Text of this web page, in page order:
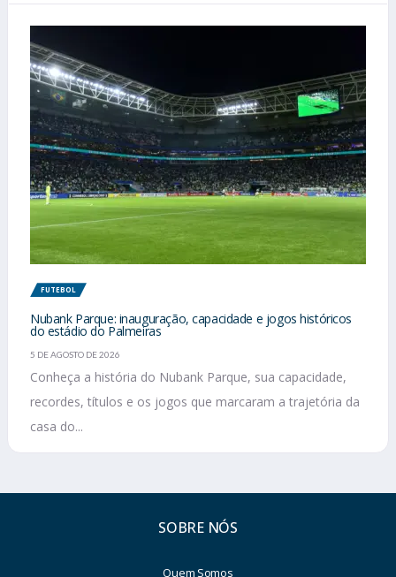
FUTEBOL
Nubank Parque: inauguração, capacidade e jogos históricos
do estádio do Palmeiras
5 DE AGOSTO DE 2026
Conheça a história do Nubank Parque, sua capacidade,
recordes, títulos e os jogos que marcaram a trajetória da
casa do...
SOBRE NÓS
Quem Somos